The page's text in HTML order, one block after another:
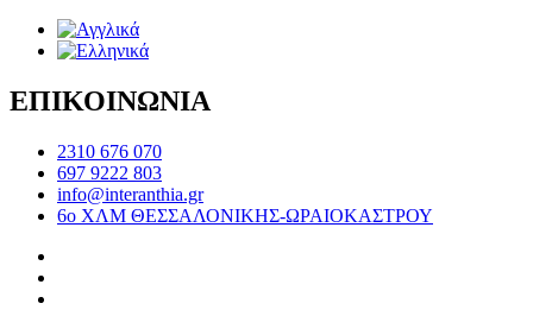
ΕΠΙΚΟΙΝΩΝΙΑ
2310 676 070
697 9222 803
info@interanthia.gr
6ο ΧΛΜ ΘΕΣΣΑΛΟΝΙΚΗΣ-ΩΡΑΙΟΚΑΣΤΡΟΥ